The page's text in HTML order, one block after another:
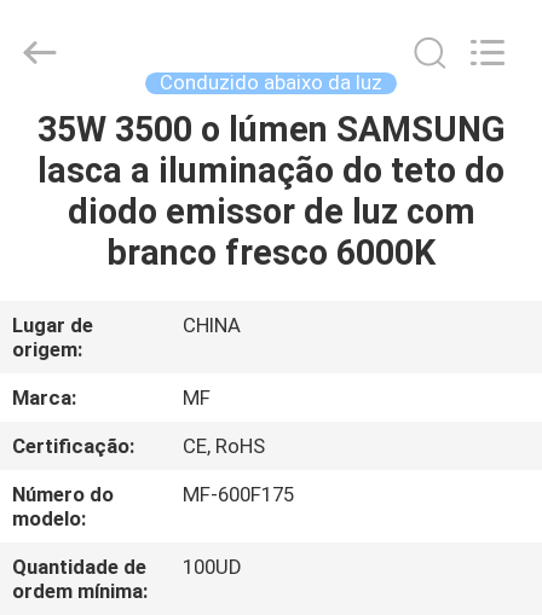
CASA
PRODUTOS
QUEM
SOMOS
EXCURSÃO
DA
FÁBRICA
Ming
Reserved.
Conduzido abaixo da luz
35W 3500 o lúmen SAMSUNG
lasca a iluminação do teto do
diodo emissor de luz com
branco fresco 6000K
Lugar de
origem:
CHINA
Marca:
MF
Certificação:
CE, RoHS
Número do
modelo:
MF-600F175
Quantidade de
ordem mínima:
100UD